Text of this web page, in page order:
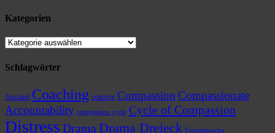
Katego­rien
Katego­
Schlag­wörter
Ausland Coaching coactive Compassion Compassionate
Accountability compassion cycle Cycle of Compassion
Distress Drama Drama Dreieck Fremdsprache